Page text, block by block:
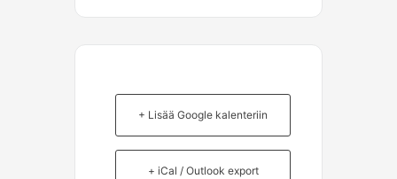
+ Lisää Google kalenteriin
+ iCal / Outlook export